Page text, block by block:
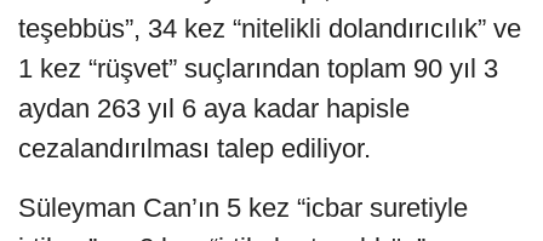
teşebbüs”, 34 kez “nitelikli dolandırıcılık” ve
1 kez “rüşvet” suçlarından toplam 90 yıl 3
aydan 263 yıl 6 aya kadar hapisle
cezalandırılması talep ediliyor.
Süleyman Can’ın 5 kez “icbar suretiyle